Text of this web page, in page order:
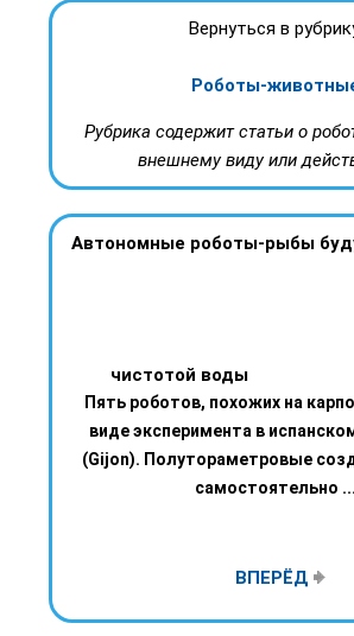
Вернуться в
Роботы-
Рубрика содержит статьи о
внешнему виду или
Автономные роботы-рыбы
чистотой воды
Пять роботов, похожих на
виде эксперимента в
(Gijon). Полутораметровые
самостоятельно ...
ВПЕРЁД